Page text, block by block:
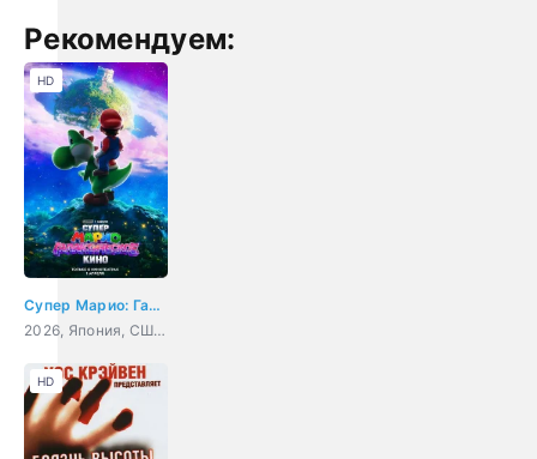
Рекомендуем:
Супер Марио: Галактическое кино
2026, Япония, США, мультфильм, фэнтези, комедия, приключения, семейный
HD
HD